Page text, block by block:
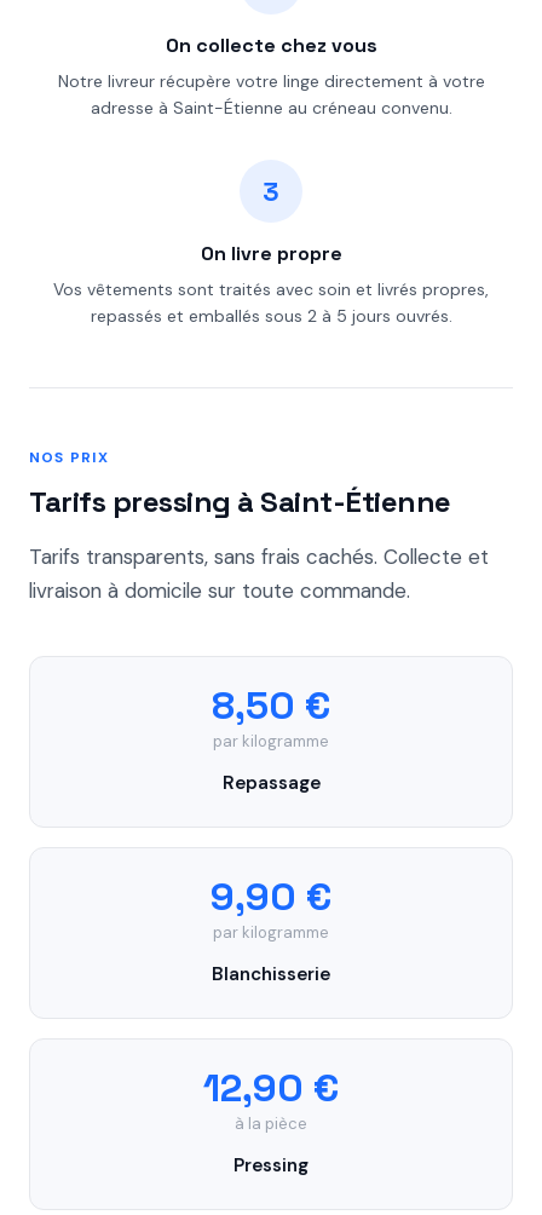
On collecte chez vous
Notre livreur récupère votre linge directement à votre
adresse à Saint-Étienne au créneau convenu.
3
On livre propre
Vos vêtements sont traités avec soin et livrés propres,
repassés et emballés sous 2 à 5 jours ouvrés.
NOS PRIX
Tarifs pressing à Saint-Étienne
Tarifs transparents, sans frais cachés. Collecte et
livraison à domicile sur toute commande.
8,50 €
par kilogramme
Repassage
9,90 €
par kilogramme
Blanchisserie
12,90 €
à la pièce
Pressing